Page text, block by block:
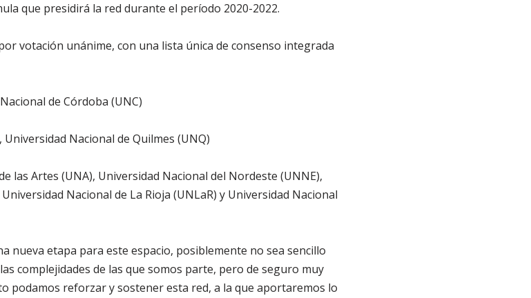
que presidirá la red durante el período 2020-2022.
votación unánime, con una lista única de consenso integrada
de Córdoba (UNC)
Nacional de Quilmes (UNQ)
las Artes (UNA), Universidad Nacional del Nordeste (UNNE),
Nacional de La Rioja (UNLaR) y Universidad Nacional
nueva etapa para este espacio, posiblemente no sea sencillo
complejidades de las que somos parte, pero de seguro muy
podamos reforzar y sostener esta red, a la que aportaremos lo